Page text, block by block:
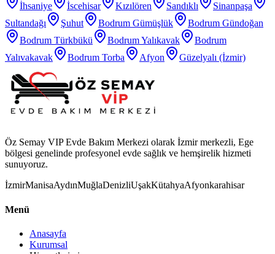
İhsaniye
İscehisar Kızılören Sandıklı
Sinanpaşa
Sultandağı
Şuhut Bodrum Gümüşlük
Bodrum Gündoğan
Bodrum Türkbükü
Bodrum Yalıkavak
Bodrum
Yalıvakavak
Bodrum Torba Afyon Güzelyalı (İzmir)
Öz Semay VIP Evde Bakım Merkezi olarak İzmir merkezli, Ege
bölgesi genelinde profesyonel evde sağlık ve hemşirelik hizmeti
sunuyoruz.
İzmirManisaAydınMuğlaDenizliUşakKütahyaAfyonkarahisar
Menü
Anasayfa
Kurumsal